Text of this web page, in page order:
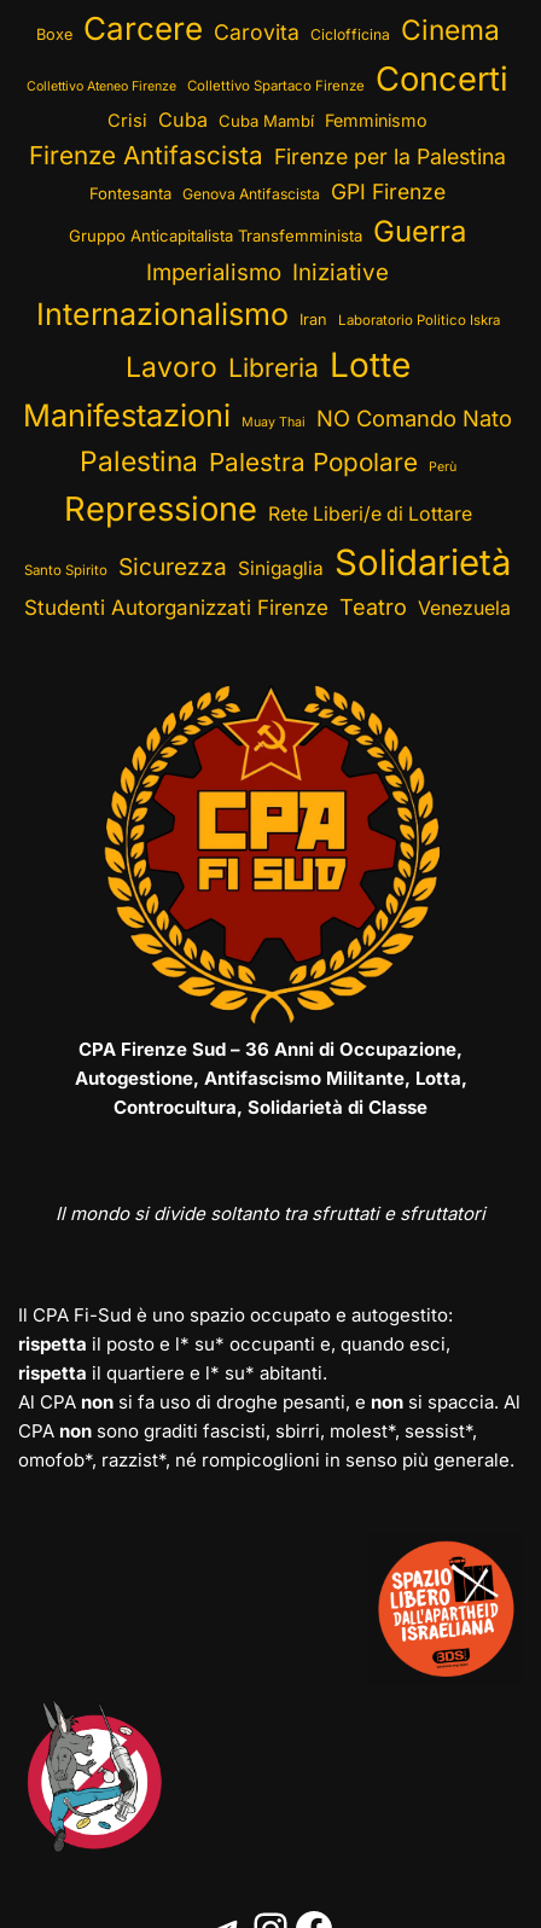
Boxe Carcere Carovita Ciclofficina Cinema
Collettivo Ateneo Firenze Collettivo Spartaco Firenze Concerti
Crisi Cuba Cuba Mambí Femminismo
Firenze Antifascista Firenze per la Palestina
Fontesanta Genova Antifascista GPI Firenze
Gruppo Anticapitalista Transfemminista Guerra
Imperialismo Iniziative
Internazionalismo Iran Laboratorio Politico Iskra
Lavoro Libreria Lotte
Manifestazioni Muay Thai NO Comando Nato
Palestina Palestra Popolare Perù
Repressione Rete Liberi/e di Lottare
Santo Spirito Sicurezza Sinigaglia Solidarietà
Studenti Autorganizzati Firenze Teatro Venezuela
CPA Firenze Sud – 36 Anni di Occupazione,
Autogestione, Antifascismo Militante, Lotta,
Controcultura, Solidarietà di Classe
Il mondo si divide soltanto tra sfruttati e sfruttatori
Il CPA Fi-Sud è uno spazio occupato e autogestito:
rispetta il posto e l* su* occupanti e, quando esci,
rispetta il quartiere e l* su* abitanti.
Al CPA non si fa uso di droghe pesanti, e non si spaccia. Al
CPA non sono graditi fascisti, sbirri, molest*, sessist*,
omofob*, razzist*, né rompicoglioni in senso più generale.